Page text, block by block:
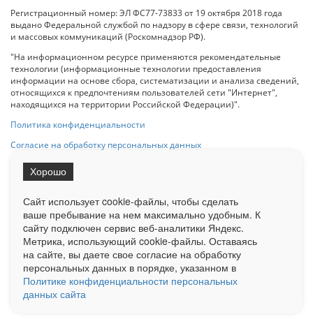
Регистрационный номер: ЭЛ ФС77-73833 от 19 октября 2018 года
выдано Федеральной службой по надзору в сфере связи, технологий
и массовых коммуникаций (Роскомнадзор РФ).
"На информационном ресурсе применяются рекомендательные
технологии (информационные технологии предоставления
информации на основе сбора, систематизации и анализа сведений,
относящихся к предпочтениям пользователей сети "Интернет",
находящихся на территории Российской Федерации)".
Политика конфиденциальности
Согласие на обработку персональных данных
на Сетевое издание «ОрелТаймс» обязательна.
Ограниченная статистика посещаемости доступна на сайте
Liveinternet.ru . Подробная статистика для рекламодателей по запросу
у менеджера.
Реклама Документы О нас Контакты
Сайт использует cookie-файлы, чтобы сделать
ваше пребывание на нем максимально удобным. К
cайту подключен сервис веб-аналитики Яндекс.
Метрика, использующий cookie-файлы. Оставаясь
на сайте, вы даете свое согласие на обработку
персональных данных в порядке, указанном в
Политике конфиденциальности персональных
данных сайта
Хорошо